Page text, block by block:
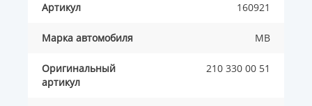
Артикул 160921
Марка автомобиля MB
Оригинальный
артикул
210 330 00 51